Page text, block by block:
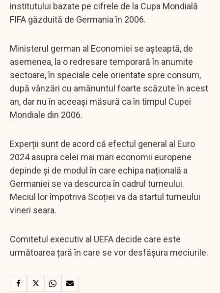
institutului bazate pe cifrele de la Cupa Mondială
FIFA găzduită de Germania în 2006.
Ministerul german al Economiei se așteaptă, de
asemenea, la o redresare temporară în anumite
sectoare, în speciale cele orientate spre consum,
după vânzări cu amănuntul foarte scăzute în acest
an, dar nu în aceeași măsură ca în timpul Cupei
Mondiale din 2006.
Experții sunt de acord că efectul general al Euro
2024 asupra celei mai mari economii europene
depinde și de modul în care echipa națională a
Germaniei se va descurca în cadrul turneului.
Meciul lor împotriva Scoției va da startul turneului
vineri seara.
Comitetul executiv al UEFA decide care este
următoarea țară în care se vor desfășura meciurile.